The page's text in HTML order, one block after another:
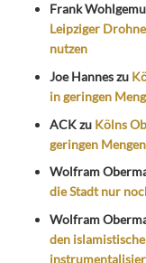
Frank
Leipziger
nutzen
Joe Hanneszu
in geringen
ACKzu Kölns
geringen
Wolfram
die Stadt nur
Wolfram
den